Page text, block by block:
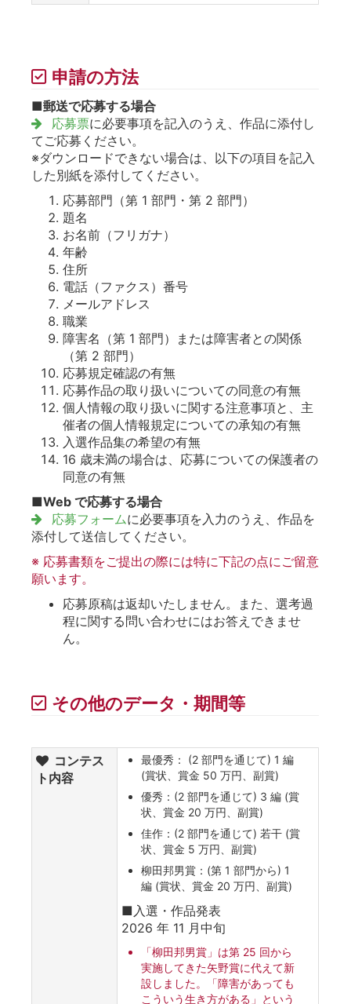
申請の方法
■郵送で応募する場合
応募票に必要事項を記入のうえ、作品に添付し
てご応募ください。
※ダウンロードできない場合は、以下の項目を記入
した別紙を添付してください。
応募部門（第 1 部門・第 2 部門）
題名
お名前（フリガナ）
年齢
住所
電話（ファクス）番号
メールアドレス
職業
障害名（第 1 部門）または障害者との関係
（第 2 部門）
応募規定確認の有無
応募作品の取り扱いについての同意の有無
個人情報の取り扱いに関する注意事項と、主
催者の個人情報規定についての承知の有無
入選作品集の希望の有無
16 歳未満の場合は、応募についての保護者の
同意の有無
■Web で応募する場合
応募フォームに必要事項を入力のうえ、作品を
添付して送信してください。
※ 応募書類をご提出の際には特に下記の点にご留意
願います。
応募原稿は返却いたしません。また、選考過
程に関する問い合わせにはお答えできませ
ん。
その他のデータ・期間等
コンテス
ト内容
最優秀： (2 部門を通じて) 1 編
(賞状、賞金 50 万円、副賞)
優秀：(2 部門を通じて) 3 編 (賞
状、賞金 20 万円、副賞)
佳作：(2 部門を通じて) 若干 (賞
状、賞金 5 万円、副賞)
柳田邦男賞：(第 1 部門から) 1
編 (賞状、賞金 20 万円、副賞)
■入選・作品発表
2026 年 11 月中旬
「柳田邦男賞」は第 25 回から
実施してきた矢野賞に代えて新
設しました。「障害があっても
こういう生き方がある」という